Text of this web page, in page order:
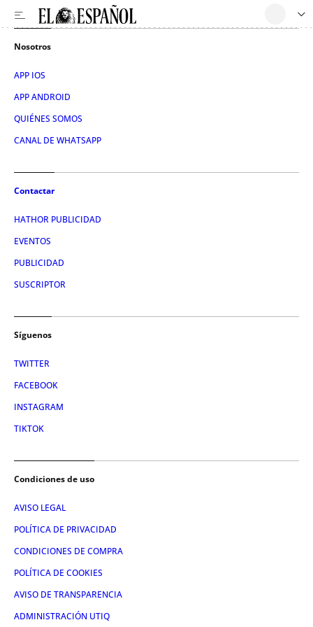
Nosotros
APP IOS
APP ANDROID
QUIÉNES SOMOS
CANAL DE WHATSAPP
Contactar
HATHOR PUBLICIDAD
EVENTOS
PUBLICIDAD
SUSCRIPTOR
Síguenos
TWITTER
FACEBOOK
INSTAGRAM
TIKTOK
Condiciones de uso
AVISO LEGAL
POLÍTICA DE PRIVACIDAD
CONDICIONES DE COMPRA
POLÍTICA DE COOKIES
AVISO DE TRANSPARENCIA
ADMINISTRACIÓN UTIQ